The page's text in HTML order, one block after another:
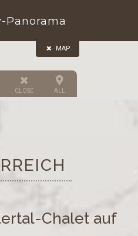
Panorama
MAP
CLOSE ALL
Chalet auf